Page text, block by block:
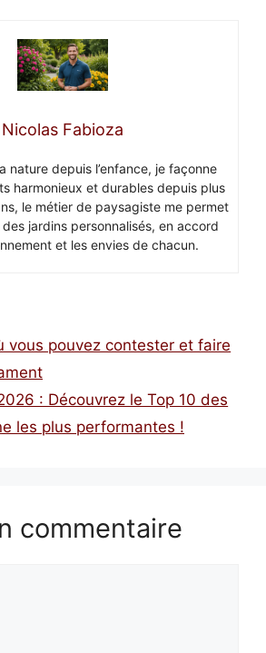
Nicolas Fabioza
nature depuis l’enfance, je façonne
harmonieux et durables depuis plus
le métier de paysagiste me permet
jardins personnalisés, en accord
et les envies de chacun.
vous pouvez contester et faire
: Découvrez le Top 10 des
les plus performantes !
commentaire